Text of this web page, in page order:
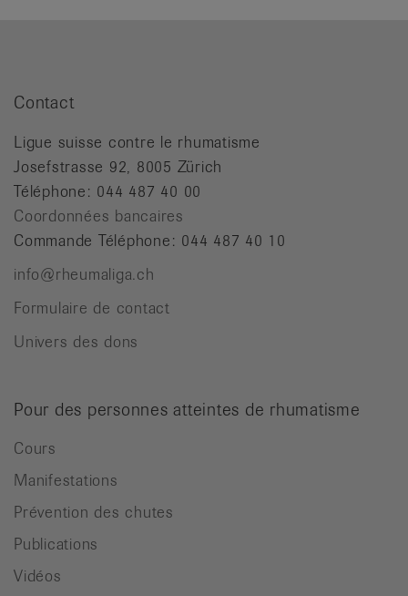
Contact
Ligue suisse contre le rhumatisme
Josefstrasse 92, 8005 Zürich
Téléphone: 044 487 40 00
Coordonnées bancaires
Commande Téléphone: 044 487 40 10
info@rheumaliga.ch
Formulaire de contact
Univers des dons
Pour des personnes atteintes de rhumatisme
Cours
Manifestations
Prévention des chutes
Publications
Vidéos